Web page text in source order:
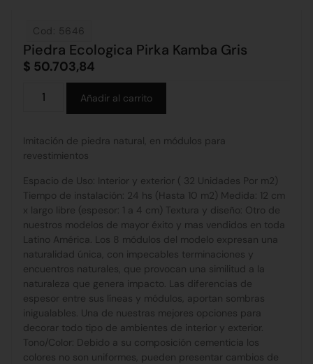
Cod: 5646
Piedra Ecologica Pirka Kamba Gris
$ 50.703,84
Añadir al carrito
Imitación de piedra natural, en módulos para
revestimientos
Espacio de Uso: Interior y exterior ( 32 Unidades Por m2)
Tiempo de instalación: 24 hs (Hasta 10 m2) Medida: 12 cm
x largo libre (espesor: 1 a 4 cm) Textura y diseño: Otro de
nuestros modelos de mayor éxito y mas vendidos en toda
Latino América. Los 8 módulos del modelo expresan una
naturalidad única, con impecables terminaciones y
encuentros naturales, que provocan una similitud a la
naturaleza que genera impacto. Las diferencias de
espesor entre sus líneas y módulos, aportan sombras
inigualables. Una de nuestras mejores opciones para
decorar todo tipo de ambientes de interior y exterior.
Tono/Color: Debido a su composición cementicia los
colores no son uniformes, pueden presentar cambios de